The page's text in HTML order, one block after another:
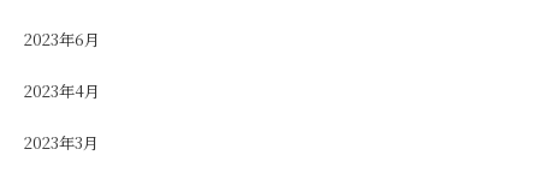
2023年6月
2023年4月
2023年3月